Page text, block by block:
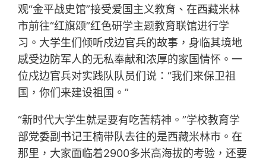
观“金平战史馆”接受爱国主义教育、在西藏米林
市前往“红旗颂”红色研学主题教育联馆进行学
习。大学生们倾听戍边官兵的故事，身临其境地
感受边防军人的无私奉献和浓厚的家国情怀。一
位戍边官兵对实践队队员们说：“我们来保卫祖
国，你们来建设祖国。”
“新时代大学生就是要有吃苦精神。”学校教育学
部党委副书记王楠带队去往的是西藏米林市。在
那里，大家面临着2900多米高海拔的考验，还要